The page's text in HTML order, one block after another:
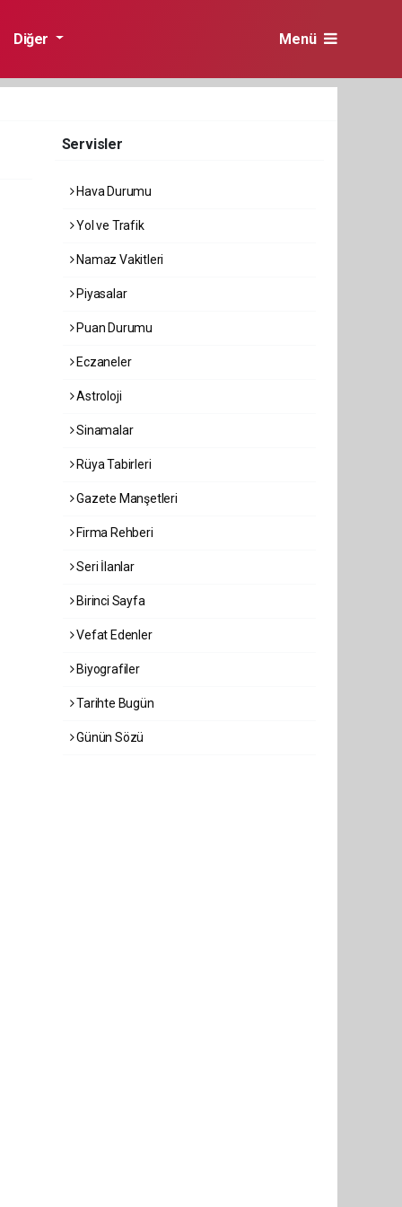
Diğer Menü
Servisler
Hava Durumu
Yol ve Trafik
Namaz Vakitleri
Piyasalar
Puan Durumu
Eczaneler
Astroloji
Sinamalar
Rüya Tabirleri
Gazete Manşetleri
Firma Rehberi
Seri İlanlar
Birinci Sayfa
Vefat Edenler
Biyografiler
Tarihte Bugün
Günün Sözü